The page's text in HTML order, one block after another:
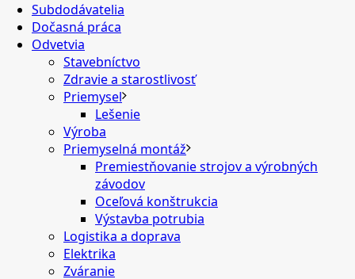
Subdodávatelia
Dočasná práca
Odvetvia
Stavebníctvo
Zdravie a starostlivosť
Priemysel
Lešenie
Výroba
Priemyselná montáž
Premiestňovanie strojov a výrobných
závodov
Oceľová konštrukcia
Výstavba potrubia
Logistika a doprava
Elektrika
Zváranie